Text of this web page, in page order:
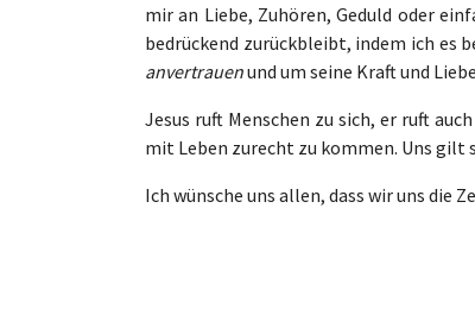
mir an Liebe, Zuhören, Geduld oder
bedrückend zurückbleibt, indem ich es
anvertrauenund um seine Kraft und
Jesus ruft Menschen zu sich, er ruft
mit Leben zurecht zu kommen. Uns gilt
Ich wünsche uns allen, dass wir uns die